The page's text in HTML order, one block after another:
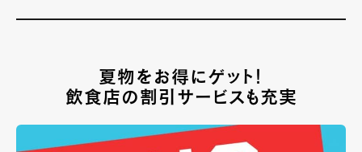
夏物をお得にゲット！
飲食店の割引サービスも充実